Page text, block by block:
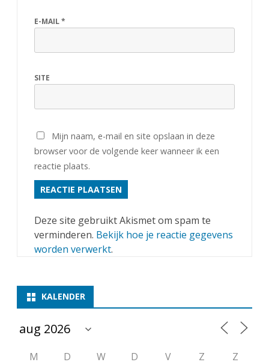
E-MAIL*
SITE
Mijn naam, e-mail en site opslaan in deze
browser voor de volgende keer wanneer ik een
reactie plaats.
Deze site gebruikt Akismet om spam te
verminderen. Bekijk hoe je reactie gegevens
worden verwerkt.
KALENDER
M D W D V Z
Z